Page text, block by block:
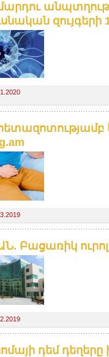
զույգերի
հետազոտությամբ
Բացառիկ
դեմ